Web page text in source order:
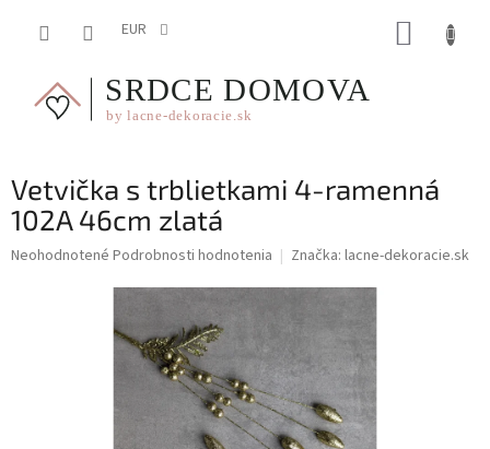
EUR
Vetvička s trblietkami 4-ramenná
102A 46cm zlatá
Priemerné
Neohodnotené Podrobnosti hodnotenia Značka: lacne-dekoracie.sk